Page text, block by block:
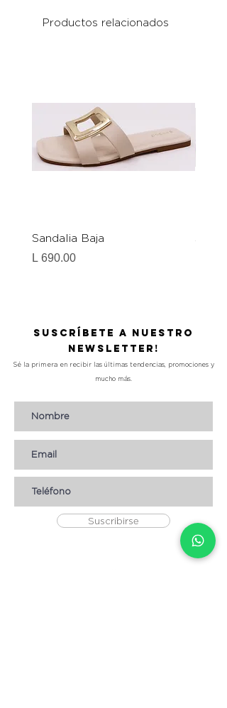
Productos relacionados
Sandalia Baja
Precio
L 690.00
Suscríbete a nuestro
Newsletter!
Sé la primera en recibir las últimas tendencias, promociones y
mucho más.
Suscribirse